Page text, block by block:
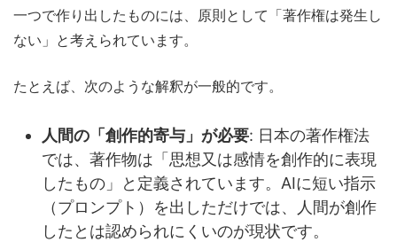
一つで作り出したものには、原則として「著作権は発生し
ない」と考えられています。
たとえば、次のような解釈が一般的です。
人間の「創作的寄与」が必要: 日本の著作権法
では、著作物は「思想又は感情を創作的に表現
したもの」と定義されています。AIに短い指示
（プロンプト）を出しただけでは、人間が創作
したとは認められにくいのが現状です。